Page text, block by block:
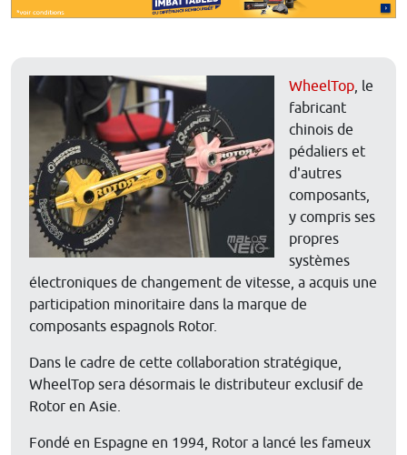
WheelTop, le
fabricant
chinois de
pédaliers et
d'autres
composants,
y compris ses
propres
systèmes
électroniques de changement de vitesse, a acquis une
participation minoritaire dans la marque de
composants espagnols Rotor.
Dans le cadre de cette collaboration stratégique,
WheelTop sera désormais le distributeur exclusif de
Rotor en Asie.
Fondé en Espagne en 1994, Rotor a lancé les fameux